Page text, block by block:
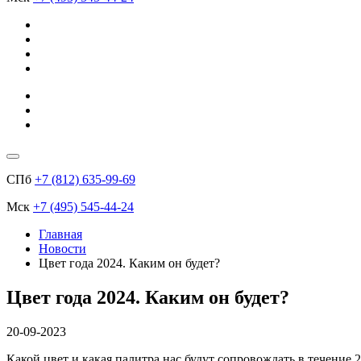
СПб +7 (812) 635-99-69
Мск +7 (495) 545-44-24
Главная
Новости
Цвет года 2024. Каким он будет?
Цвет года 2024. Каким он будет?
20-09-2023